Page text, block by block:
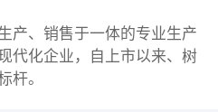
产、销售于一体的专业生产
代化企业，自上市以来、树
杆。